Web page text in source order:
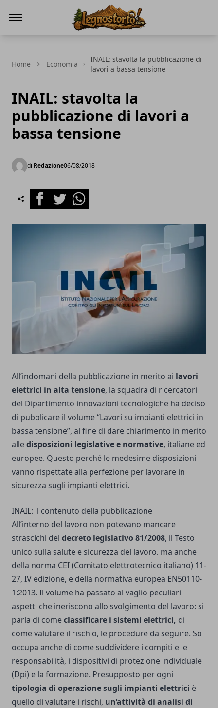
Home Economia
INAIL: stavolta la pubblicazione di
lavori a bassa tensione
INAIL: stavolta la
pubblicazione di lavori a
bassa tensione
di Redazione06/08/2018
FacebookTwitterWhatsapp
All’indomani della pubblicazione in merito ai lavori
elettrici in alta tensione, la squadra di ricercatori
del Dipartimento innovazioni tecnologiche ha deciso
di pubblicare il volume “Lavori su impianti elettrici in
bassa tensione”, al fine di dare chiarimento in merito
alledisposizioni legislative e normative, italiane ed
europee. Questo perché le medesime disposizioni
vanno rispettate alla perfezione per lavorare in
sicurezza sugli impianti elettrici.
INAIL: il contenuto della pubblicazione
All’interno del lavoro non potevano mancare
strascichi del decreto legislativo 81/2008, il Testo
unico sulla salute e sicurezza del lavoro, ma anche
della norma CEI (Comitato elettrotecnico italiano) 11-
27, IV edizione, e della normativa europea EN50110-
1:2013. Il volume ha passato al vaglio peculiari
aspetti che ineriscono allo svolgimento del lavoro: si
parla di comeclassificare i sistemi elettrici, di
come valutare il rischio, le procedure da seguire. So
occupa anche di come suddividere i compiti e le
responsabilità, i dispositivi di protezione individuale
(Dpi) e la formazione. Presupposto per ogni
tipologia di operazione sugli impianti elettrici è
quello di valutare i rischi, un’attività di analisi di